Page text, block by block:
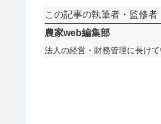
この記事の執筆者・監修者
農家web編集部
法人の経営・財務管理に長け